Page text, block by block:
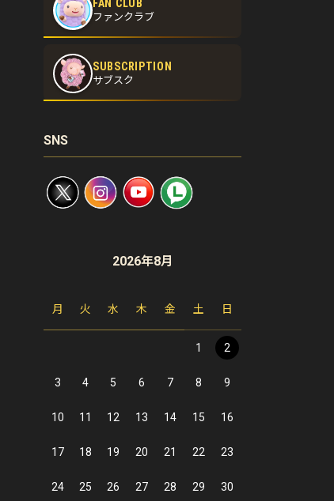
FAN CLUB
ファンクラブ
SUBSCRIPTION
サブスク
SNS
2026年8月
月 火 水 木 金 土 日
1 2
3 4 5 6 7 8 9
10 11 12 13 14 15 16
17 18 19 20 21 22 23
24 25 26 27 28 29 30